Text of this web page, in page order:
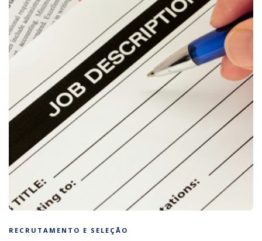
RECRUTAMENTO E SELEÇÃO